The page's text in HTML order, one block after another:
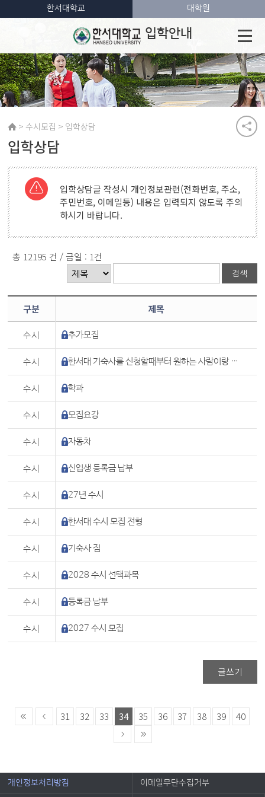
입학안내
한서대학교 대학원
> 수시모집 > 입학상담
입학상담
입학상담글 작성시 개인정보관련(전화번호, 주소,
주민번호, 이메일등) 내용은 입력되지 않도록 주의
하시기 바랍니다.
총 12195 건 / 금일 : 1건
구분 제목
수시 추가모집
수시 한서대 기숙사를 신청할때부터 원하는 사람이랑 같은방을 쓸수있게 하는 방밥이 있나요
수시 학과
수시 모집요강
수시 자동차
수시 신입생 등록금 납부
수시 27년 수시
수시 한서대 수시 모집 전형
수시 기숙사 짐
수시 2028 수시 선택과목
수시 등록금 납부
수시 2027 수시 모집
글쓰기
31 32 33 34 35 36 37 38 39 40
개인정보처리방침 이메일무단수집거부